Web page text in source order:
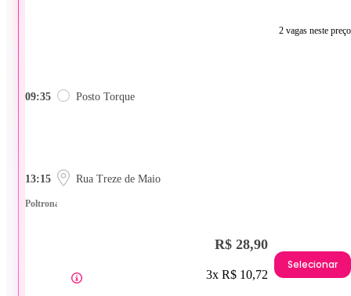
2 vagas neste preço
09:35 Posto Torque
13:15 Rua Treze de Maio
Poltrona
R$ 28,90
3x R$ 10,72
Selecionar